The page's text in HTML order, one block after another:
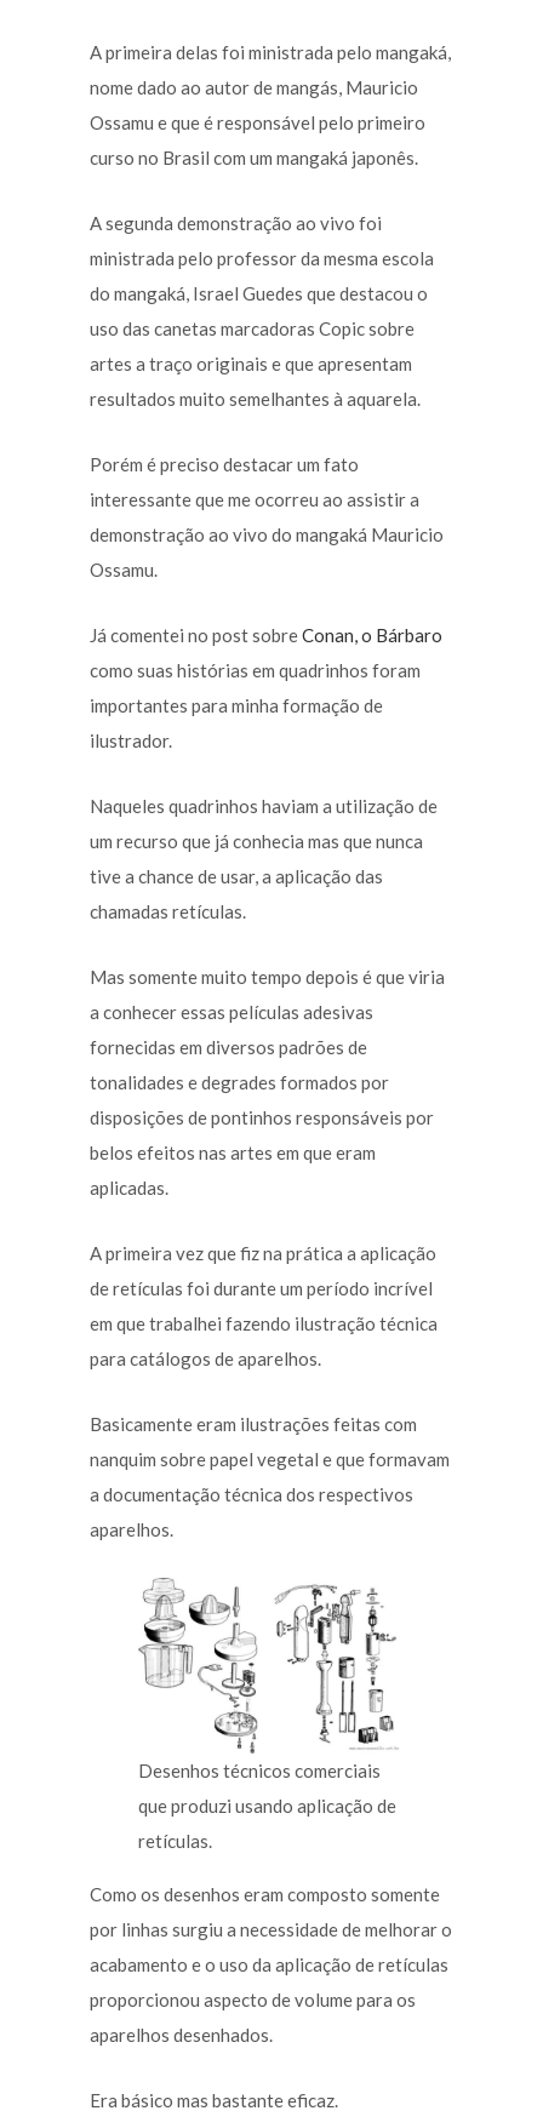
A primeira delas foi ministrada pelo mangaká,
nome dado ao autor de mangás, Mauricio
Ossamu e que é responsável pelo primeiro
curso no Brasil com um mangaká japonês.
A segunda demonstração ao vivo foi
ministrada pelo professor da mesma escola
do mangaká, Israel Guedes que destacou o
uso das canetas marcadoras Copic sobre
artes a traço originais e que apresentam
resultados muito semelhantes à aquarela.
Porém é preciso destacar um fato
interessante que me ocorreu ao assistir a
demonstração ao vivo do mangaká Mauricio
Ossamu.
Já comentei no post sobreConan, o Bárbaro
como suas histórias em quadrinhos foram
importantes para minha formação de
ilustrador.
Naqueles quadrinhos haviam a utilização de
um recurso que já conhecia mas que nunca
tive a chance de usar, a aplicação das
chamadas retículas.
Mas somente muito tempo depois é que viria
a conhecer essas películas adesivas
fornecidas em diversos padrões de
tonalidades e degrades formados por
disposições de pontinhos responsáveis por
belos efeitos nas artes em que eram
aplicadas.
A primeira vez que fiz na prática a aplicação
de retículas foi durante um período incrível
em que trabalhei fazendo ilustração técnica
para catálogos de aparelhos.
Basicamente eram ilustrações feitas com
nanquim sobre papel vegetal e que formavam
a documentação técnica dos respectivos
aparelhos.
Desenhos técnicos comerciais
que produzi usando aplicação de
retículas.
Como os desenhos eram composto somente
por linhas surgiu a necessidade de melhorar o
acabamento e o uso da aplicação de retículas
proporcionou aspecto de volume para os
aparelhos desenhados.
Era básico mas bastante eficaz.